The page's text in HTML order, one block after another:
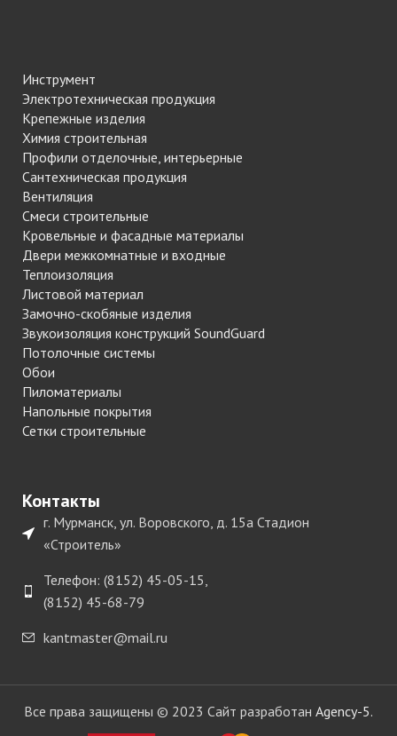
Инструмент
Электротехническая продукция
Крепежные изделия
Химия строительная
Профили отделочные, интерьерные
Сантехническая продукция
Вентиляция
Смеси строительные
Кровельные и фасадные материалы
Двери межкомнатные и входные
Теплоизоляция
Листовой материал
Замочно-скобяные изделия
Звукоизоляция конструкций SoundGuard
Потолочные системы
Обои
Пиломатериалы
Напольные покрытия
Сетки строительные
Контакты
г. Мурманск, ул. Воровского, д. 15а Стадион
«Строитель»
Телефон: (8152) 45-05-15,
(8152) 45-68-79
kantmaster@mail.ru
Все права защищены © 2023 Сайт разработан Agency-5.